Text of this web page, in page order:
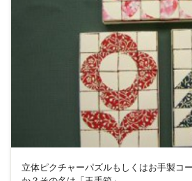
立体ピクチャーパズルもしくはお手製コ